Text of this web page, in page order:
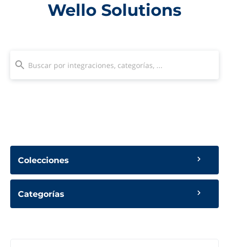
Wello Solutions
Colecciones
Categorías